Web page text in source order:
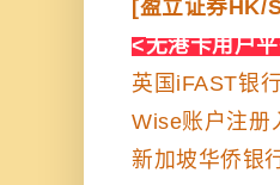
[盈立证券HK/
<无港卡用户
英国iFAST银
Wise账户注册
新加坡华侨银